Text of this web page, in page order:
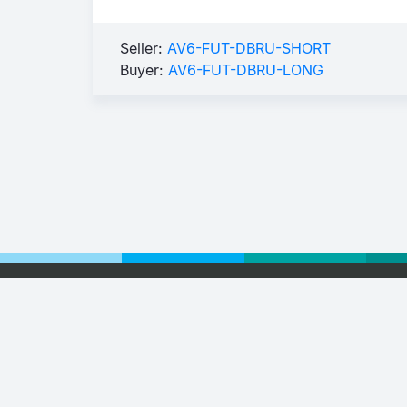
Seller: AV6-FUT-DBRU-SHORT
Buyer: AV6-FUT-DBRU-LONG